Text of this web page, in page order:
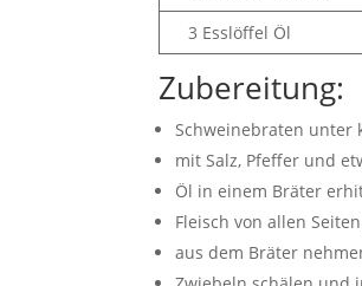
3 Esslöffel Öl
Zubereitung:
Schweinebraten unter
mit Salz, Pfeffer und
Öl in einem Bräter
Fleisch von allen
aus dem Bräter